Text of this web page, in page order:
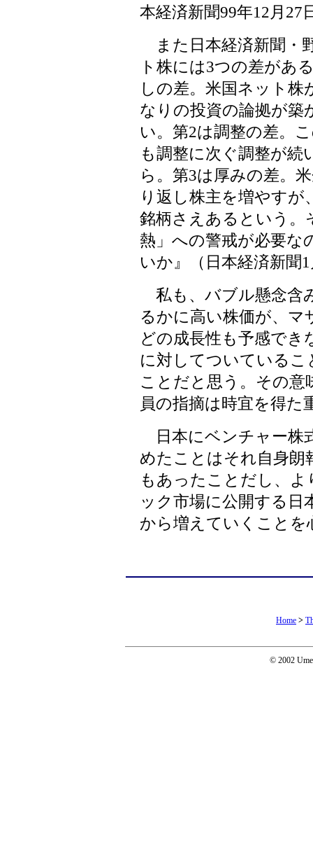
本経済新聞99年12月27
また日本経済新聞・
ト株には3つの差があ
しの差。米国ネット
なりの投資の論拠が築
い。第2は調整の差。
も調整に次ぐ調整が
ら。第3は厚みの差。
り返し株主を増やすが
銘柄さえあるという。
熱」への警戒が必要な
いか』（日本経済新聞
私も、バブル懸念含
るかに高い株価が、マ
どの成長性も予感でき
に対してついている
ことだと思う。その意
員の指摘は時宜を得た
日本にベンチャー株
めたことはそれ自身朗
もあったことだし、
ック市場に公開する
から増えていくこと
Home >
© 2002